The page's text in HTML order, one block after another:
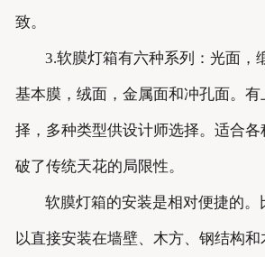
致。
3.软膜灯箱有六种系列：光面，
基本膜，绒面，金属面和冲孔面。
择，多种类型供设计师选择。适合
破了传统天花的局限性。
软膜灯箱的安装是相对便捷的。
以直接安装在墙壁、木方、钢结构